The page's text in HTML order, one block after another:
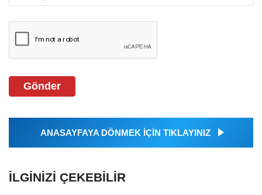
Gönder
ANASAYFAYA DÖNMEK İÇİN TIKLAYINIZ
İLGINIZI ÇEKEBILIR